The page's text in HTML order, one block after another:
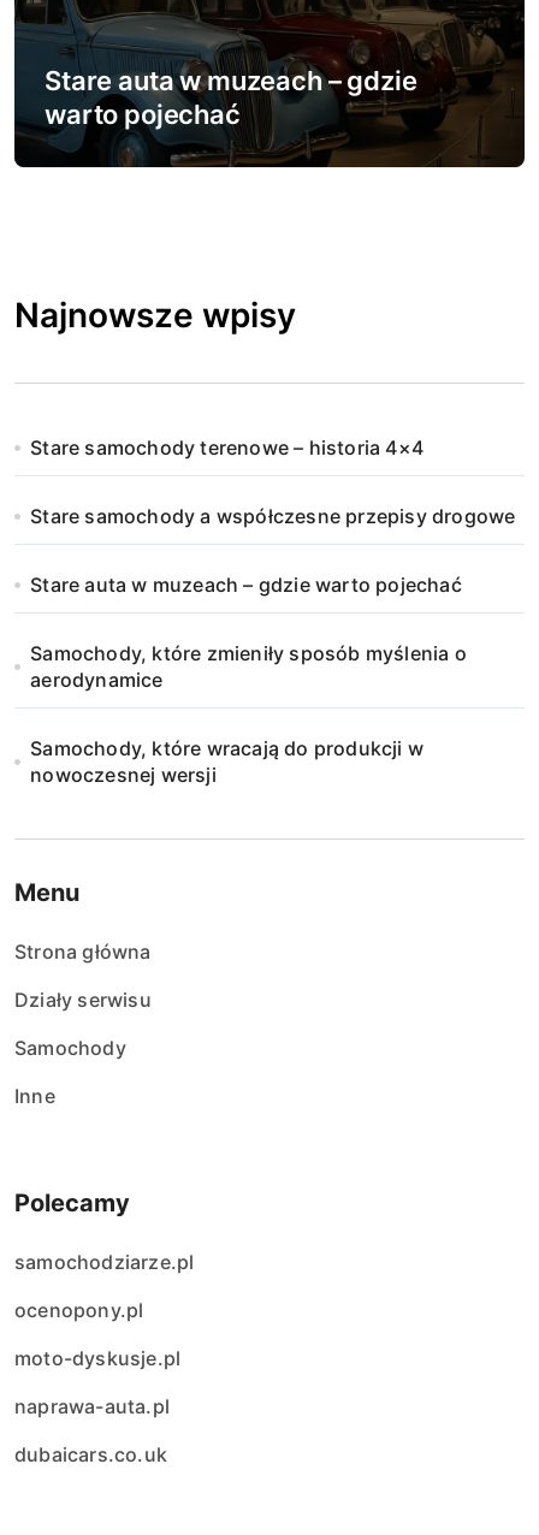
Stare auta w muzeach – gdzie
warto pojechać
Najnowsze wpisy
Stare samochody terenowe – historia 4×4
Stare samochody a współczesne przepisy drogowe
Stare auta w muzeach – gdzie warto pojechać
Samochody, które zmieniły sposób myślenia o
aerodynamice
Samochody, które wracają do produkcji w
nowoczesnej wersji
Menu
Strona główna
Działy serwisu
Samochody
Inne
Polecamy
samochodziarze.pl
ocenopony.pl
moto-dyskusje.pl
naprawa-auta.pl
dubaicars.co.uk